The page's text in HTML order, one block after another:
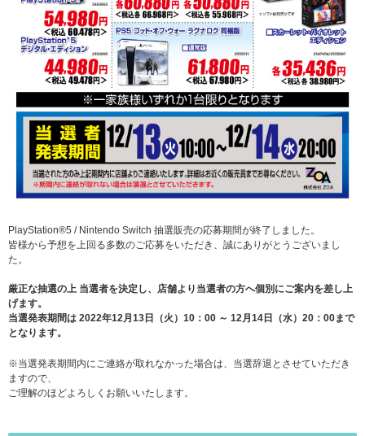
PlayStation®5 / Nintendo Switch 抽選販売の応募期間が終了しました。
皆様から予想を上回る多数のご応募をいただき、誠にありがとうございまし
た。
厳正な抽選の上 当選者を決定し、店舗より当選者の方へ個別にご案内を差し上
げます。
当選発表期間は 2022年12月13日（火）10：00 ～ 12月14日（水）20：00まで
となります。
※当選発表期間内にご連絡が取れなかった場合は、当選辞退とさせていただき
ますので、
ご理解のほどよろしくお願いいたします。